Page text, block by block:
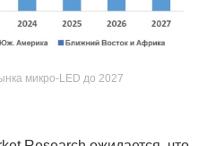
микро-LED до 2027